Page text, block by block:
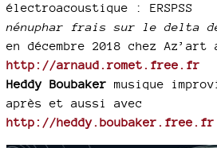
électroacoustique : ERSPSS
nénuphar frais sur le delta
en décembre 2018 chez
http://arnaud.romet.free.fr
Heddy Boubaker musique
après et aussi avec
http://heddy.boubaker.free.fr